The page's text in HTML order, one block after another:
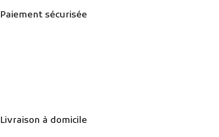
Paiement sécurisée
Livraison à domicile